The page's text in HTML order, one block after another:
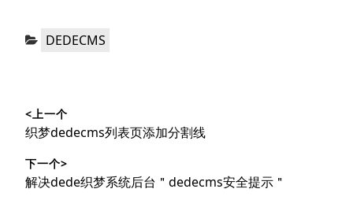
分
DEDECMS
章
导
航
<上一个
上
文
章：
织梦dedecms列表页添加分割线
下一个>
下
解决dede织梦系统后台＂dedecms安全提示＂